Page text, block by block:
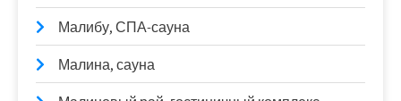
Малибу, СПА-сауна
Малина, сауна